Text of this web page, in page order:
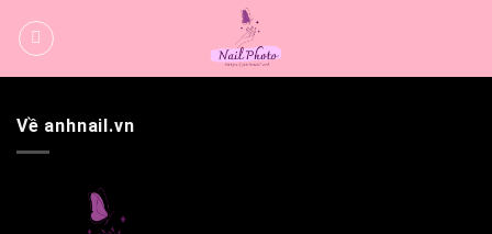
qua
Về anhnail.vn